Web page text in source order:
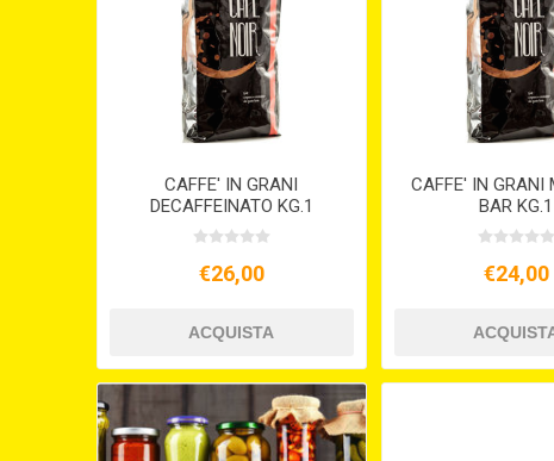
CAFFE' IN GRANI
DECAFFEINATO KG.1
€26,00
CAFFE' IN GRANI
BAR KG.1
€24,00